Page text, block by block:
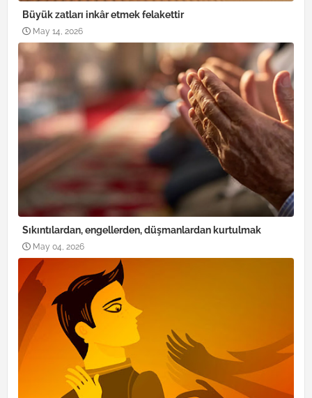
Büyük zatları inkâr etmek felakettir
May 14, 2026
Sıkıntılardan, engellerden, düşmanlardan kurtulmak
May 04, 2026